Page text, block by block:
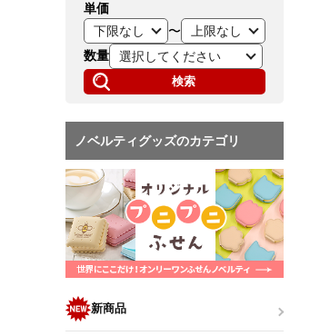
単価
〜
数量
検索
ノベルティグッズのカテゴリ
新商品